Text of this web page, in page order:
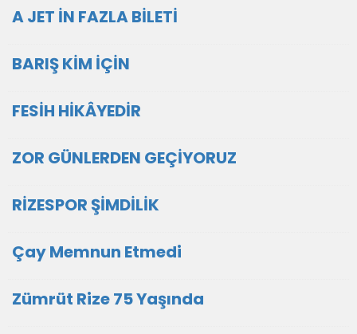
A JET İN FAZLA BİLETİ
BARIŞ KİM İÇİN
FESİH HİKÂYEDİR
ZOR GÜNLERDEN GEÇİYORUZ
RİZESPOR ŞİMDİLİK
Çay Memnun Etmedi
Zümrüt Rize 75 Yaşında